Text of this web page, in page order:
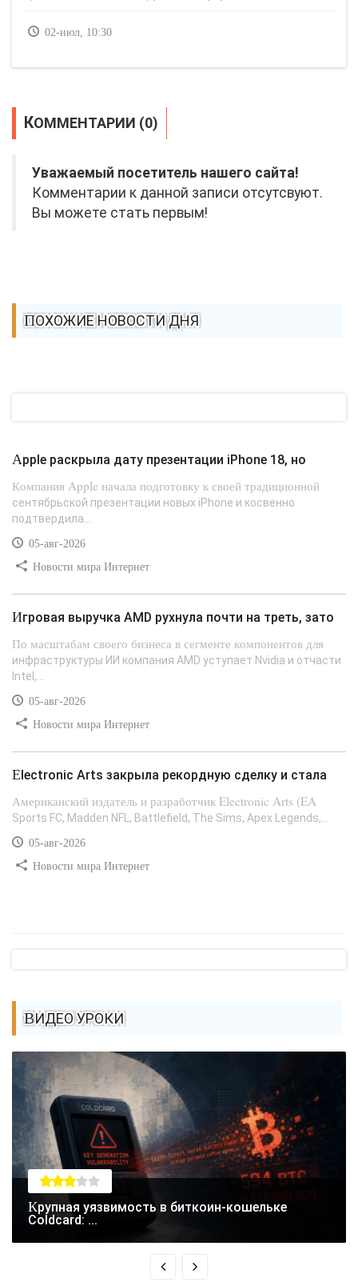
02-июл, 10:30
КОММЕНТАРИИ (0)
Уважаемый посетитель нашего сайта!
Комментарии к данной записи отсутсвуют.
Вы можете стать первым!
ПОХОЖИЕ НОВОСТИ ДНЯ
Apple раскрыла дату презентации iPhone 18, но
Компания Apple начала подготовку к своей традиционной
сентябрьской презентации новых iPhone и косвенно
подтвердила...
05-авг-2026
Новости мира Интернет
Игровая выручка AMD рухнула почти на треть, зато
По масштабам своего бизнеса в сегменте компонентов для
инфраструктуры ИИ компания AMD уступает Nvidia и отчасти
Intel,...
05-авг-2026
Новости мира Интернет
Electronic Arts закрыла рекордную сделку и стала
Американский издатель и разработчик Electronic Arts (EA
Sports FC, Madden NFL, Battlefield, The Sims, Apex Legends,...
05-авг-2026
Новости мира Интернет
ВИДЕО УРОКИ
Крупная уязвимость в биткоин-кошельке
Coldcard: ...